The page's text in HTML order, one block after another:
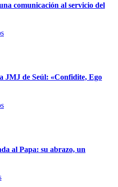
comunicación al servicio del
JMJ de Seúl: «Confidite, Ego
al Papa: su abrazo, un